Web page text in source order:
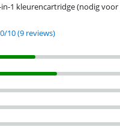
in-1 kleurencartridge (nodig
10, gebaseerd op 9 reviews.
/10(9 reviews)